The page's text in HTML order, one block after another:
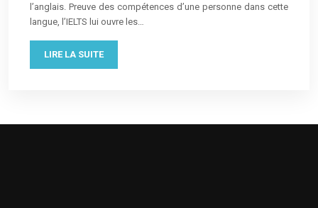
l’anglais. Preuve des compétences d’une personne dans cette
langue, l’IELTS lui ouvre les…
LIRE LA SUITE